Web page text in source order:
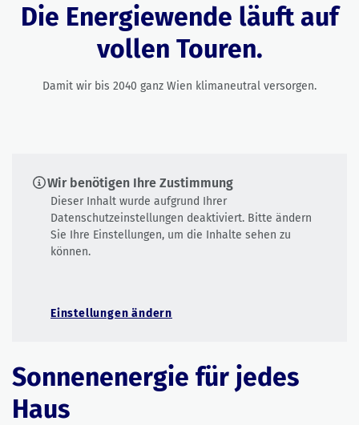
Die Energiewende läuft auf
vollen Touren.
Damit wir bis 2040 ganz Wien klimaneutral versorgen.
Wir benötigen Ihre Zustimmung
Dieser Inhalt wurde aufgrund Ihrer
Datenschutzeinstellungen deaktiviert. Bitte ändern
Sie Ihre Einstellungen, um die Inhalte sehen zu
können.
Einstellungen ändern
Sonnenenergie für jedes
Haus